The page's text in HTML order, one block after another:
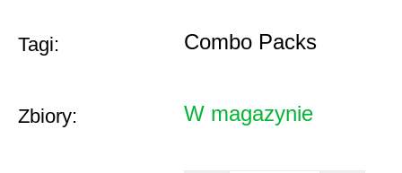
Tagi: Combo Packs
Zbiory: W magazynie